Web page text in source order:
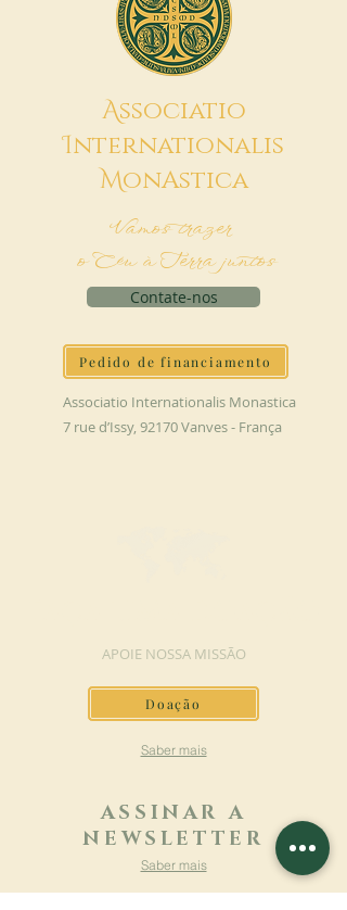
Associatio
Internationalis
MonAstica
Vamos trazer
o Céu à Terra juntos
Contate-nos
Pedido de financiamento
Associatio Internationalis Monastica
7 rue d’Issy, 92170 Vanves - França
APOIE NOSSA MISSÃO
Doação
Saber mais
ASSINAR A
NEWSLETTER
Saber mais
Sobrenome